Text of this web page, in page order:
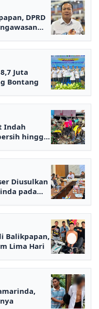
DPRD
Juta
Bontang
Indah
hingga
Diusulkan
pada
Balikpapan,
Lima Hari